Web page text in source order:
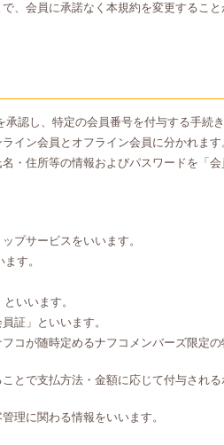
、会員に承諾なく本規約を変更するこ
認し、特定の会員番号を付与する手続き
イン会員とオフライン会員に分かれます
・住所等の情報およびパスワードを「会
プサービスをいいます。
す。
いいます。
証」といいます。
コが随時定めるナフコメンバーズ限定
とで支払方法・金額に応じて付与される
理に関わる情報をいいます。